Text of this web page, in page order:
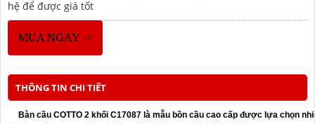
hệ để được giá tốt
MUA NGAY ->
THÔNG TIN CHI TIẾT
Bàn cầu COTTO 2 khối C17087 là mẫu bồn cầu cao cấp được lựa chọn